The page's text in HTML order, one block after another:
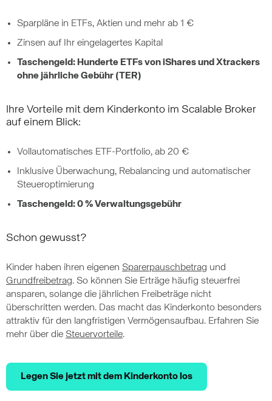
Sparpläne in ETFs, Aktien und mehr ab 1 €
Zinsen auf Ihr eingelagertes Kapital
Taschengeld: Hunderte ETFs von iShares und Xtrackers
ohne jährliche Gebühr (TER)
Ihre Vorteile mit dem Kinderkonto im Scalable Broker
auf einem Blick:
Vollautomatisches ETF-Portfolio, ab 20 €
Inklusive Überwachung, Rebalancing und automatischer
Steueroptimierung
Taschengeld: 0 % Verwaltungsgebühr
Schon gewusst?
Kinder haben ihren eigenen Sparerpauschbetrag und
Grundfreibetrag. So können Sie Erträge häufig steuerfrei
ansparen, solange die jährlichen Freibeträge nicht
überschritten werden. Das macht das Kinderkonto besonders
attraktiv für den langfristigen Vermögensaufbau. Erfahren Sie
mehr über die Steuervorteile.
Legen Sie jetzt mit dem Kinderkonto los